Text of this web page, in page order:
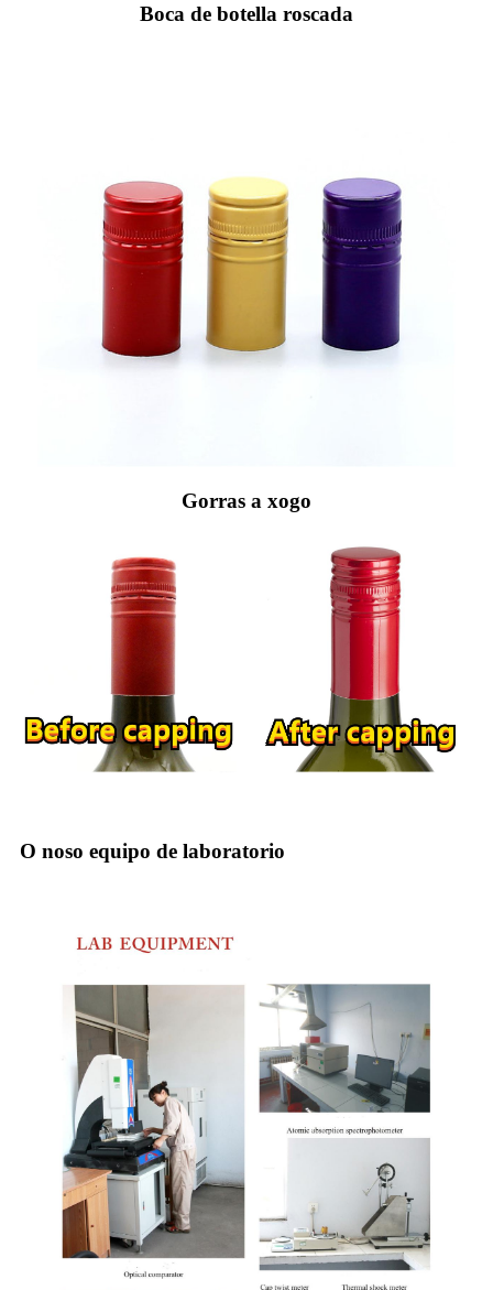
Boca de botella roscada
Gorras a xogo
O noso equipo de laboratorio